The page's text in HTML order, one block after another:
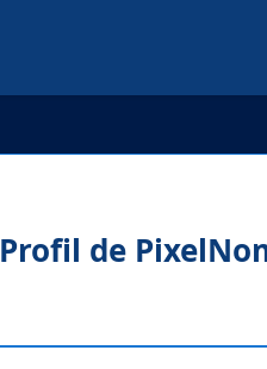
Profil de